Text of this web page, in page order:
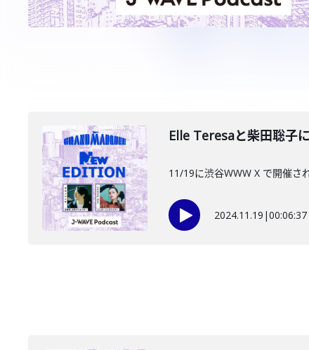
Elle Teresaと柴田聡子
11/19に渋谷WWW X で開催さ
2024.11.19 |00:06:37